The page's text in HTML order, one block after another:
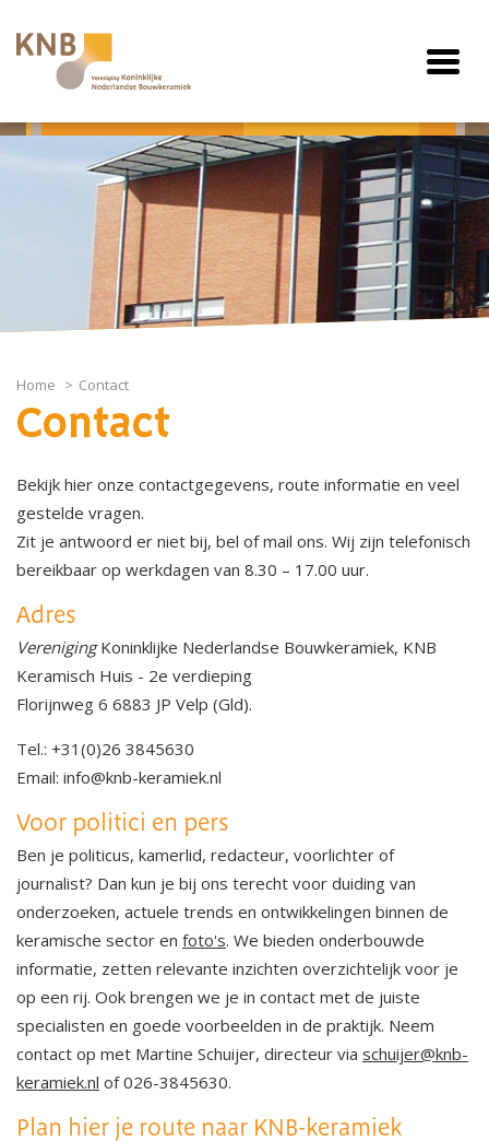
Home Contact
Contact
Bekijk hier onze contactgegevens, route informatie en veel
gestelde vragen.
Zit je antwoord er niet bij, bel of mail ons. Wij zijn telefonisch
bereikbaar op werkdagen van 8.30 – 17.00 uur.
Adres
VerenigingKoninklijke Nederlandse Bouwkeramiek, KNB
Keramisch Huis - 2e verdieping
Florijnweg 6 6883 JP Velp (Gld).
Tel.: +31(0)26 3845630
Email: info@knb-keramiek.nl
Voor politici en pers
Ben je politicus, kamerlid, redacteur, voorlichter of
journalist? Dan kun je bij ons terecht voor duiding van
onderzoeken, actuele trends en ontwikkelingen binnen de
keramische sector en foto's. We bieden onderbouwde
informatie, zetten relevante inzichten overzichtelijk voor je
op een rij. Ook brengen we je in contact met de juiste
specialisten en goede voorbeelden in de praktijk. Neem
contact op met Martine Schuijer, directeur via schuijer@knb-
keramiek.nl of 026-3845630.
Plan hier je route naar KNB-keramiek